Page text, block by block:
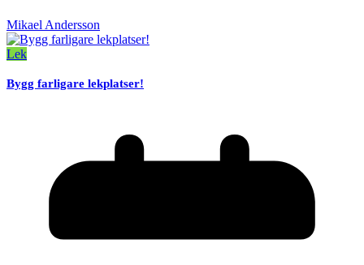
Mikael Andersson
Lek
Bygg farligare lekplatser!